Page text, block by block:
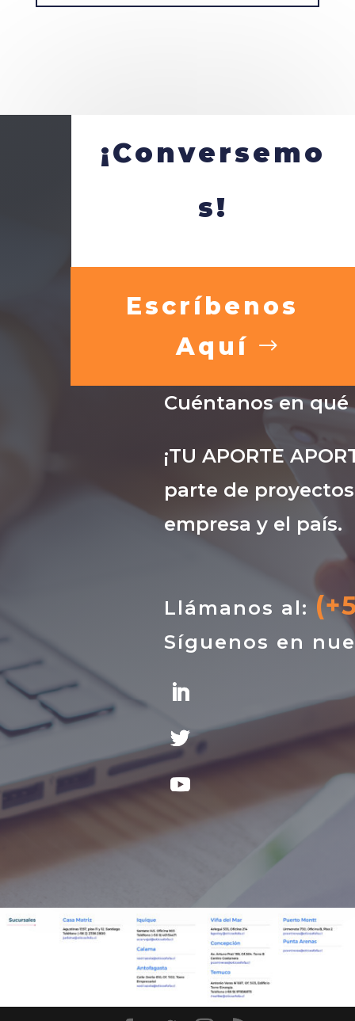
¡Conversemo
s!
Escríbenos
Aquí
Cuéntanos en
¡TU APORTE
parte de
empresa y el país.
Llámanos al:
Síguenos en